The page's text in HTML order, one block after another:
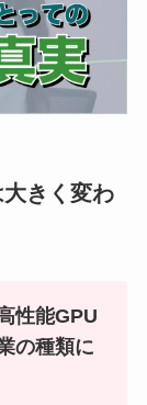
きく変わ
性能GPU
の種類に